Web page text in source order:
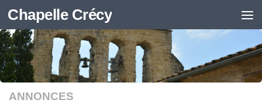
Skip to content
Chapelle Crécy
ANNONCES